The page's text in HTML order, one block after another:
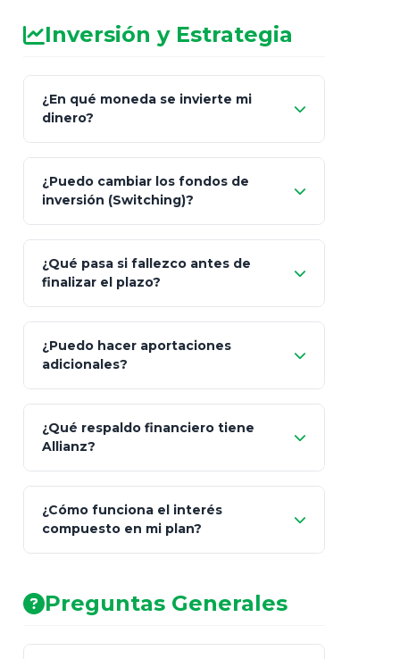
Inversión y Estrategia
¿En qué moneda se invierte mi
dinero?
inflación), Dólares o Euros
¿Puedo cambiar los fondos de
inversión (Switching)?
"Switching" (cambio de fondos)
¿Qué pasa si fallezco antes de
finalizar el plazo?
100% a tus
beneficiarios designados
¿Puedo hacer aportaciones
adicionales?
¿Qué respaldo financiero tiene
Allianz?
AA (Muy Fuerte)
¿Cómo funciona el interés
compuesto en mi plan?
Preguntas Generales